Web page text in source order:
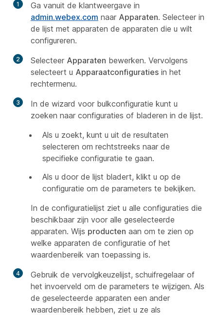
1
Ga vanuit de klantweergave in
admin.webex.com naar Apparaten. Selecteer in
de lijst met apparaten de apparaten die u wilt
configureren.
2 Selecteer Apparaten bewerken. Vervolgens
selecteert u Apparaatconfiguraties in het
rechtermenu.
3
In de wizard voor bulkconfiguratie kunt u
zoeken naar configuraties of bladeren in de lijst.
Als u zoekt, kunt u uit de resultaten
selecteren om rechtstreeks naar de
specifieke configuratie te gaan.
Als u door de lijst bladert, klikt u op de
configuratie om de parameters te bekijken.
In de configuratielijst ziet u alle configuraties die
beschikbaar zijn voor alle geselecteerde
apparaten. Wijs producten aan om te zien op
welke apparaten de configuratie of het
waardenbereik van toepassing is.
4
Gebruik de vervolgkeuzelijst, schuifregelaar of
het invoerveld om de parameters te wijzigen. Als
de geselecteerde apparaten een ander
waardenbereik hebben, ziet u ze als